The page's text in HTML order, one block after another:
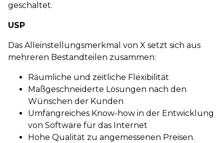
geschaltet.
USP
Das Alleinstellungsmerkmal von X setzt sich aus
mehreren Bestandteilen zusammen:
Räumliche und zeitliche Flexibilität
Maßgeschneiderte Lösungen nach den
Wünschen der Kunden
Umfangreiches Know-how in der Entwicklung
von Software für das Internet
Hohe Qualität zu angemessenen Preisen.